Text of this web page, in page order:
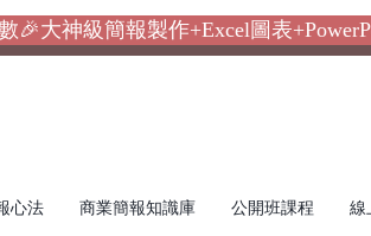
🎉大神級簡報製作+Excel圖表
心法 商業簡報知識庫 公開班課程 線